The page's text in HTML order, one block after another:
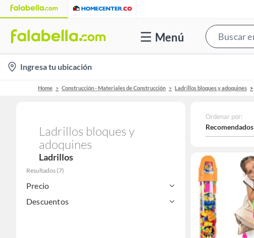
Menú
location-
icon
Ingresa tu ubicación
Home Construcción - Materiales de Construcción Ladrillos bloques y adoquines
Ladrillos bloques y
adoquines
Ladrillos
Resultados (7)
Precio
Descuentos
Ordenar por:
Recomendados